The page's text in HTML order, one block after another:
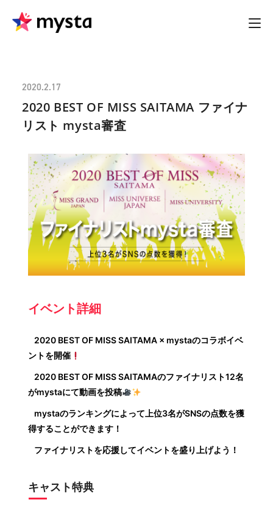
2020.2.17
2020 BEST OF MISS SAITAMA ファイナ
リスト mysta審査
イベント詳細
2020 BEST OF MISS SAITAMA × mystaのコラボイベ
ントを開催
2020 BEST OF MISS SAITAMAのファイナリスト12名
がmystaにて動画を投稿
mystaのランキングによって上位3名がSNSの点数を獲
得することができます！
ファイナリストを応援してイベントを盛り上げよう！
キャスト特典